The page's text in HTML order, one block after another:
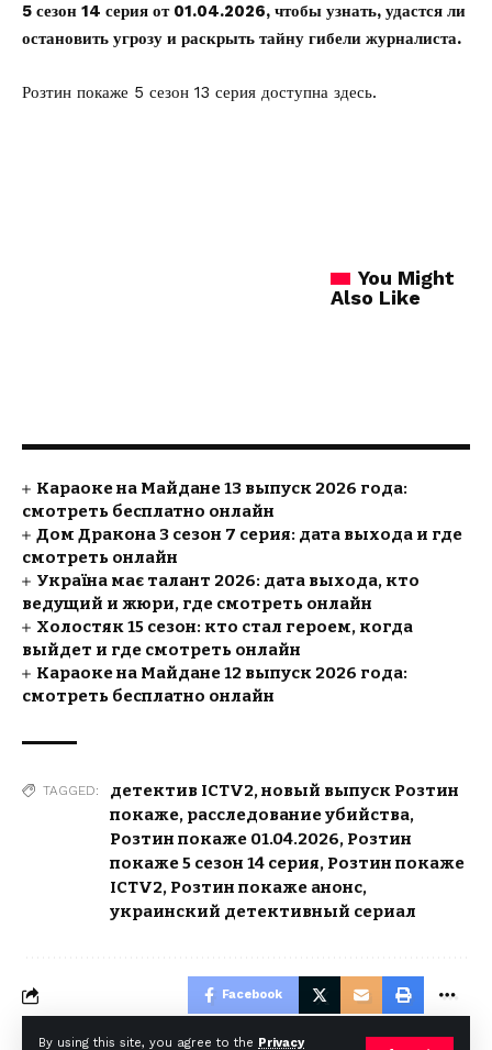
By using this site, you agree to the Privacy
5 сезон 14 серия от 01.04.2026, чтобы узнать, удастся ли
остановить угрозу и раскрыть тайну гибели журналиста.
Розтин покаже 5 сезон 13 серия доступна здесь.
You Might
Also Like
Караоке на Майдане 13 выпуск 2026 года:
смотреть бесплатно онлайн
Дом Дракона 3 сезон 7 серия: дата выхода и где
смотреть онлайн
Україна має талант 2026: дата выхода, кто
ведущий и жюри, где смотреть онлайн
Холостяк 15 сезон: кто стал героем, когда
выйдет и где смотреть онлайн
Караоке на Майдане 12 выпуск 2026 года:
смотреть бесплатно онлайн
TAGGED: детектив ICTV2,новый выпуск Розтин
покаже, расследование убийства,
Розтин покаже 01.04.2026, Розтин
покаже 5 сезон 14 серия, Розтин покаже
ICTV2, Розтин покаже анонс,
украинский детективный сериал
Facebook